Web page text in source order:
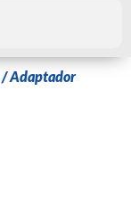
/ Adaptador